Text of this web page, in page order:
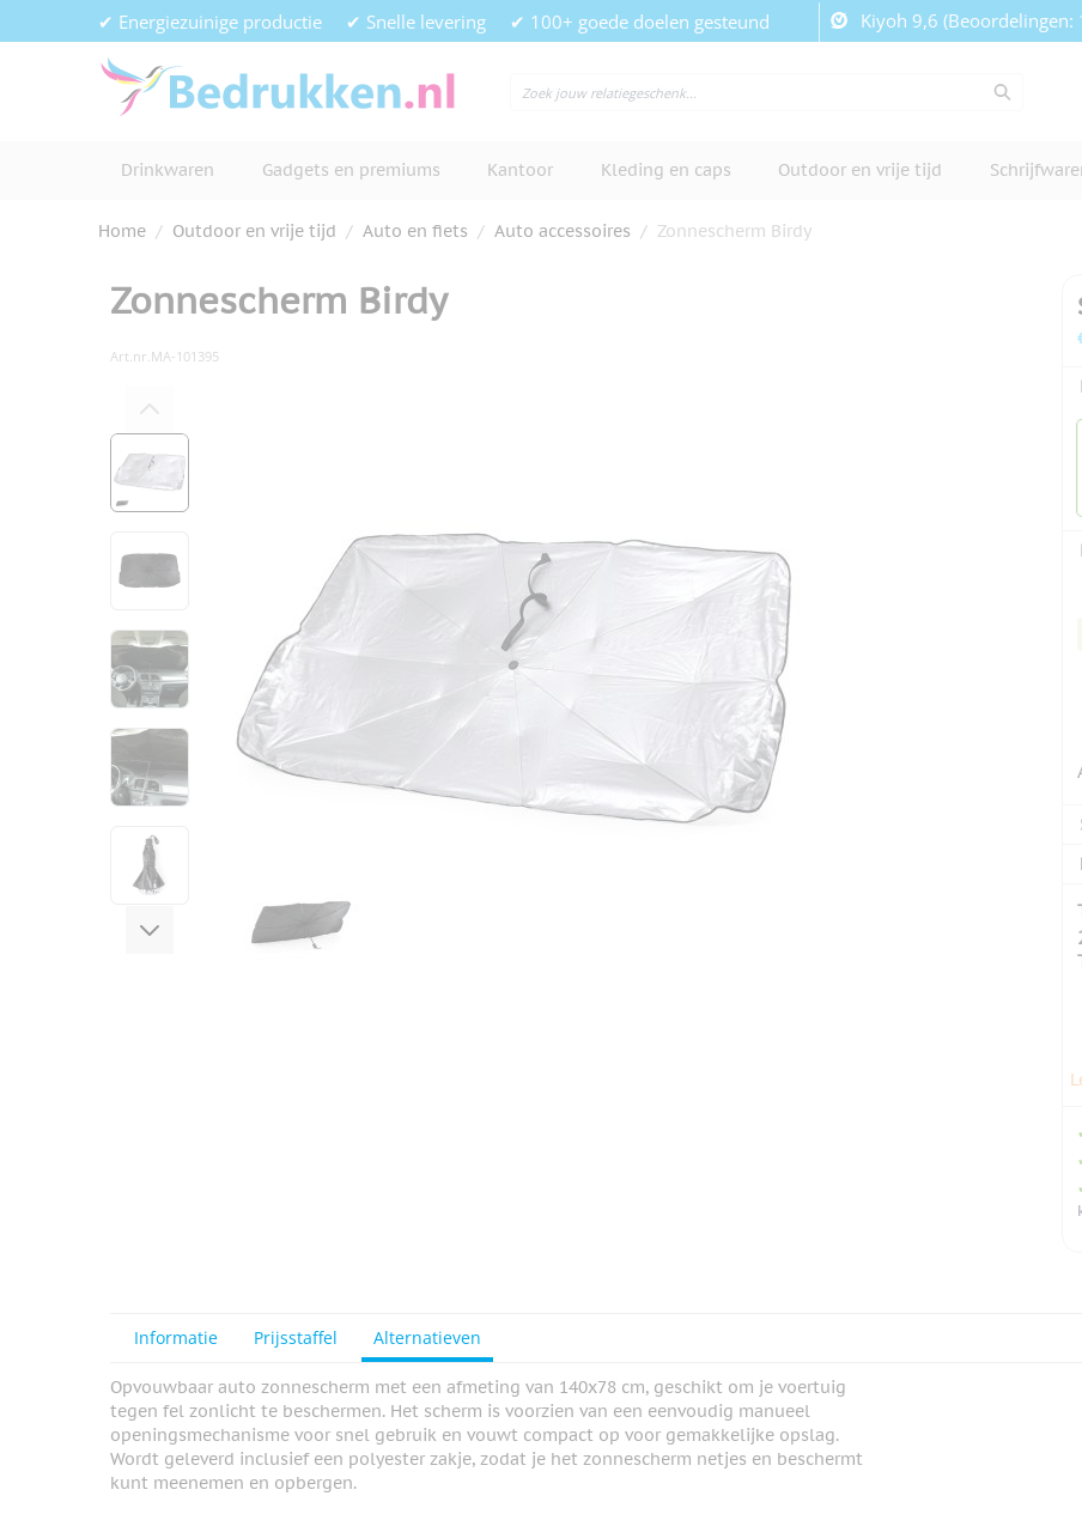
Ga naar de inhoud✔ Energiezuinige productie ✔ Snelle levering ✔ 100+ goede doelen gesteund Kiyoh 9,6 (Beoordelingen:
Drinkwaren Gadgets en premiums Kantoor Kleding en caps Outdoor en vrije tijd
Home / Outdoor en vrije tijd / Auto en fiets / Auto accessoires / Zonnescherm Birdy
Zonnescherm Birdy
Art.nr.MA-101395
View larger image
View larger image
View larger image
View larger image
View larger image
View larger image
Informatie Prijsstaffel Alternatieven
Opvouwbaar auto zonnescherm met een afmeting van 140x78 cm, geschikt om je voertuig
tegen fel zonlicht te beschermen. Het scherm is voorzien van een eenvoudig manueel
openingsmechanisme voor snel gebruik en vouwt compact op voor gemakkelijke opslag.
Wordt geleverd inclusief een polyester zakje, zodat je het zonnescherm netjes en beschermt
kunt meenemen en opbergen.